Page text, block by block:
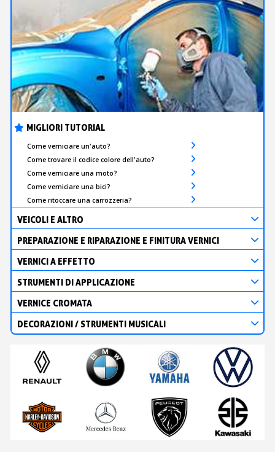
MIGLIORI TUTORIAL
Come verniciare un'auto?
Come trovare il codice colore dell'auto?
Come verniciare una moto?
Come verniciare una bici?
Come ritoccare una carrozzeria?
VEICOLI E ALTRO
PREPARAZIONE E RIPARAZIONE E FINITURA VERNICI
VERNICI A EFFETTO
STRUMENTI DI APPLICAZIONE
VERNICE CROMATA
DECORAZIONI / STRUMENTI MUSICALI